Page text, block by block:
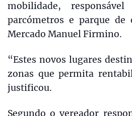
mobilidade,
parcómetros e parque de
Mercado Manuel Firmino.
“Estes novos lugares
zonas que permita
justificou.
Segundo o vereador